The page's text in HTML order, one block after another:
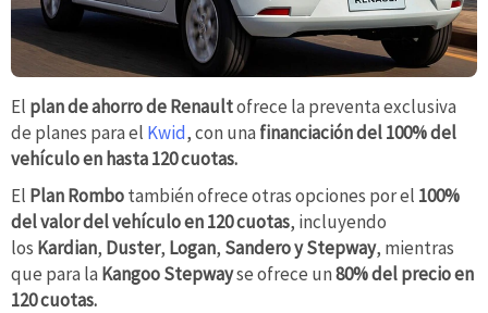
El plan de ahorro de Renaultofrece la preventa exclusiva
de planes para el Kwid, con una financiación del 100% del
vehículo en hasta 120 cuotas.
El Plan Rombotambién ofrece otras opciones por el 100%
del valor del vehículo en 120 cuotas, incluyendo
los Kardian, Duster, Logan, Sandero y Stepway, mientras
que para la Kangoo Stepwayse ofrece un80% del precio en
120 cuotas.